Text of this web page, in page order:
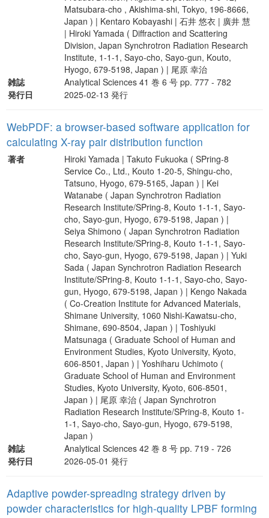
Matsubara-cho , Akishima-shi, Tokyo, 196-8666,
Japan ) | Kentaro Kobayashi | 石井 悠衣 | 廣井 慧
| Hiroki Yamada ( Diffraction and Scattering
Division, Japan Synchrotron Radiation Research
Institute, 1-1-1, Sayo-cho, Sayo-gun, Kouto,
Hyogo, 679-5198, Japan ) | 尾原 幸治
雑誌
Analytical Sciences 41 巻 6 号 pp. 777 - 782
発行日
2025-02-13 発行
WebPDF: a browser-based software application for
calculating X-ray pair distribution function
著者
Hiroki Yamada | Takuto Fukuoka ( SPring-8
Service Co., Ltd., Kouto 1-20-5, Shingu-cho,
Tatsuno, Hyogo, 679-5165, Japan ) | Kei
Watanabe ( Japan Synchrotron Radiation
Research Institute/SPring-8, Kouto 1-1-1, Sayo-
cho, Sayo-gun, Hyogo, 679-5198, Japan ) |
Seiya Shimono ( Japan Synchrotron Radiation
Research Institute/SPring-8, Kouto 1-1-1, Sayo-
cho, Sayo-gun, Hyogo, 679-5198, Japan ) | Yuki
Sada ( Japan Synchrotron Radiation Research
Institute/SPring-8, Kouto 1-1-1, Sayo-cho, Sayo-
gun, Hyogo, 679-5198, Japan ) | Kengo Nakada
( Co-Creation Institute for Advanced Materials,
Shimane University, 1060 Nishi-Kawatsu-cho,
Shimane, 690-8504, Japan ) | Toshiyuki
Matsunaga ( Graduate School of Human and
Environment Studies, Kyoto University, Kyoto,
606-8501, Japan ) | Yoshiharu Uchimoto (
Graduate School of Human and Environment
Studies, Kyoto University, Kyoto, 606-8501,
Japan ) | 尾原 幸治 ( Japan Synchrotron
Radiation Research Institute/SPring-8, Kouto 1-
1-1, Sayo-cho, Sayo-gun, Hyogo, 679-5198,
Japan )
雑誌
Analytical Sciences 42 巻 8 号 pp. 719 - 726
発行日
2026-05-01 発行
Adaptive powder-spreading strategy driven by
powder characteristics for high-quality LPBF forming